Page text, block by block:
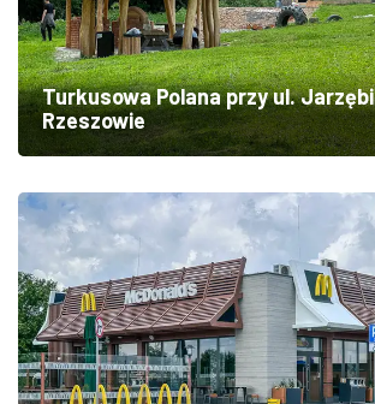
Turkusowa Polana przy ul.
Rzeszowie